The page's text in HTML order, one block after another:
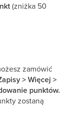
(zniżka 50
zamówić
> Więcej >
punktów.
zostaną